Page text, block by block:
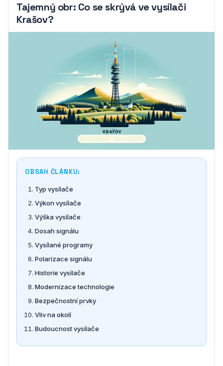
Tajemný obr: Co se skrývá ve vysílači
Krašov?
OBSAH ČLÁNKU:
Typ vysílače
Výkon vysílače
Výška vysílače
Dosah signálu
Vysílané programy
Polarizace signálu
Historie vysílače
Modernizace technologie
Bezpečnostní prvky
Vliv na okolí
Budoucnost vysílače